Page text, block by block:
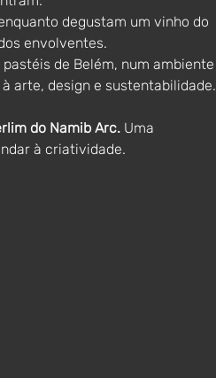
degustam um vinho do
envolventes.
de Belém, num ambiente
arte, design e sustentabilidade.
do Namib Arc. Uma
à criatividade.